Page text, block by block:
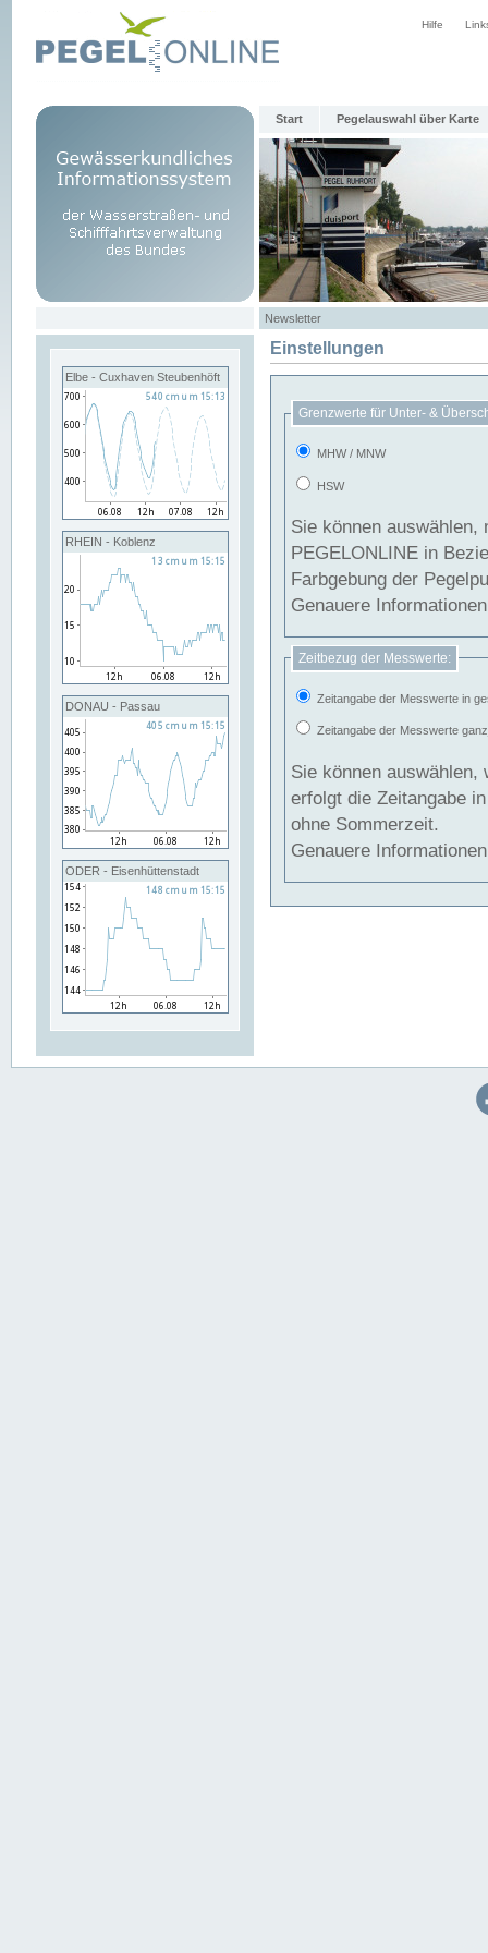
Hilfe
Start Pegelauswahl über Karte
Newsletter
Elbe - Cuxhaven Steubenhöft
RHEIN - Koblenz
DONAU - Passau
ODER - Eisenhüttenstadt
Einstellungen
Grenzwerte für Unter- &
MHW / MNW
HSW
Sie können
PEGELONLINE in Beziehung
Farbgebung der
Genauere
Zeitbezug der Messwerte:
Zeitangabe der Messwerte in
Zeitangabe der Messwerte
Sie können auswählen,
erfolgt die Zeitangabe
ohne Sommerzeit.
Genauere